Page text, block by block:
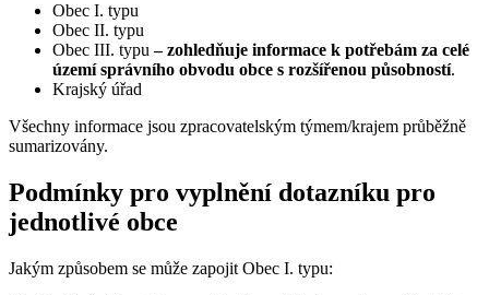
Obec I. typu
Obec II. typu
Obec III. typu– zohledňuje informace k potřebám za celé
území správního obvodu obce s rozšířenou působností.
Krajský úřad
Všechny informace jsou zpracovatelským týmem/krajem průběžně
sumarizovány.
Podmínky pro vyplnění dotazníku pro
jednotlivé obce
Jakým způsobem se může zapojit Obec I. typu: